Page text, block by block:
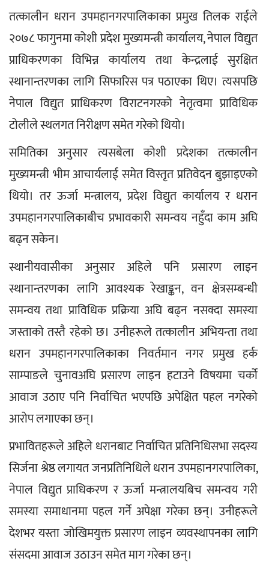
तत्कालीन धरान उपमहानगरपालिकाका प्रमुख तिलक राईले
२०७८ फागुनमा कोशी प्रदेश मुख्यमन्त्री कार्यालय, नेपाल विद्युत
प्राधिकरणका विभिन्न कार्यालय तथा केन्द्रलाई सुरक्षित
स्थानान्तरणका लागि सिफारिस पत्र पठाएका थिए। त्यसपछि
नेपाल विद्युत प्राधिकरण विराटनगरको नेतृत्वमा प्राविधिक
टोलीले स्थलगत निरीक्षण समेत गरेको थियो।
समितिका अनुसार त्यसबेला कोशी प्रदेशका तत्कालीन
मुख्यमन्त्री भीम आचार्यलाई समेत विस्तृत प्रतिवेदन बुझाइएको
थियो। तर ऊर्जा मन्त्रालय, प्रदेश विद्युत कार्यालय र धरान
उपमहानगरपालिकाबीच प्रभावकारी समन्वय नहुँदा काम अघि
बढ्न सकेन।
स्थानीयवासीका अनुसार अहिले पनि प्रसारण लाइन
स्थानान्तरणका लागि आवश्यक रेखाङ्कन, वन क्षेत्रसम्बन्धी
समन्वय तथा प्राविधिक प्रक्रिया अघि बढ्न नसक्दा समस्या
जस्ताको तस्तै रहेको छ। उनीहरूले तत्कालीन अभियन्ता तथा
धरान उपमहानगरपालिकाका निवर्तमान नगर प्रमुख हर्क
साम्पाङले चुनावअघि प्रसारण लाइन हटाउने विषयमा चर्को
आवाज उठाए पनि निर्वाचित भएपछि अपेक्षित पहल नगरेको
आरोप लगाएका छन्।
प्रभावितहरूले अहिले धरानबाट निर्वाचित प्रतिनिधिसभा सदस्य
सिर्जना श्रेष्ठ लगायत जनप्रतिनिधिले धरान उपमहानगरपालिका,
नेपाल विद्युत प्राधिकरण र ऊर्जा मन्त्रालयबिच समन्वय गरी
समस्या समाधानमा पहल गर्ने अपेक्षा गरेका छन्। उनीहरूले
देशभर यस्ता जोखिमयुक्त प्रसारण लाइन व्यवस्थापनका लागि
संसदमा आवाज उठाउन समेत माग गरेका छन्।